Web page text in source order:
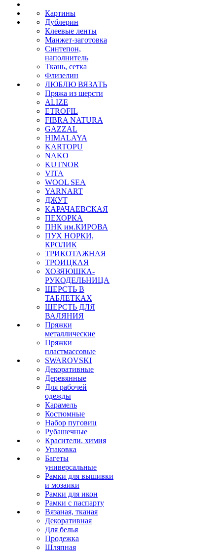
Картины
Дублерин
Клеевые ленты
Манжет-заготовка
Синтепон,
наполнитель
Ткань, сетка
Флизелин
ЛЮБЛЮ ВЯЗАТЬ
Пряжа из шерсти
ALIZE
ETROFIL
FIBRA NATURA
GAZZAL
HIMALAYA
KARTOPU
NAKO
KUTNOR
VITA
WOOL SEA
YARNART
ДЖУТ
КАРАЧАЕВСКАЯ
ПЕХОРКА
ПНК им.КИРОВА
ПУХ НОРКИ,
КРОЛИК
ТРИКОТАЖНАЯ
ТРОИЦКАЯ
ХОЗЯЮШКА-
РУКОДЕЛЬНИЦА
ШЕРСТЬ В
ТАБЛЕТКАХ
ШЕРСТЬ ДЛЯ
ВАЛЯНИЯ
Пряжки
металлические
Пряжки
пластмассовые
SWAROVSKI
Декоративные
Деревянные
Для рабочей
одежды
Карамель
Костюмные
Набор пуговиц
Рубашечные
Красители. химия
Упаковка
Багеты
универсальные
Рамки для вышивки
и мозаики
Рамки для икон
Рамки с паспарту
Вязаная, тканая
Декоративная
Для белья
Продежка
Шляпная